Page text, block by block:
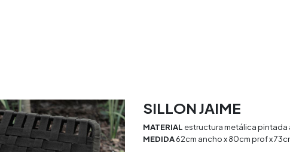
SILLON JAIME
MATERIAL estructura metálica pintada
MEDIDA62cm ancho x 80cm prof x